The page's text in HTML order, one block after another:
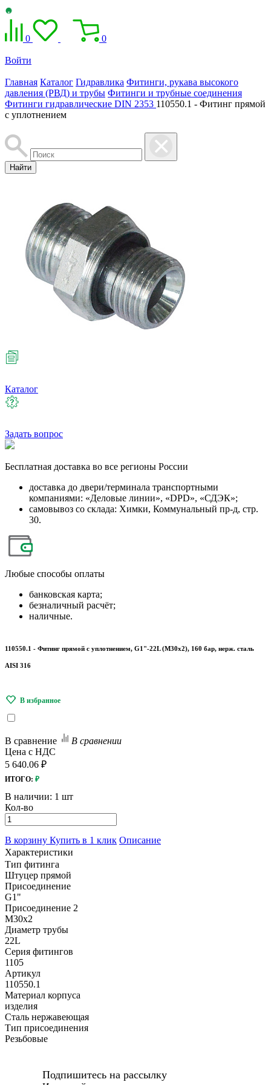
0 0
Войти
Главная Каталог Гидравлика Фитинги, рукава высокого
давления (РВД) и трубы Фитинги и трубные соединения
Фитинги гидравлические DIN 2353 110550.1 - Фитинг прямой
с уплотнением
Найти
Каталог
Задать вопрос
Бесплатная доставка во все регионы России
доставка до двери/терминала транспортными
компаниями: «Деловые линии», «DPD», «СДЭК»;
самовывоз со склада: Химки, Коммунальный пр-д, стр.
30.
Любые способы оплаты
банковская карта;
безналичный расчёт;
наличные.
110550.1 - Фитинг прямой с уплотнением, G1"-22L (М30х2), 160 бар, нерж. сталь
AISI 316
В сравнение
В сравнении
Цена с НДС
5 640.06 ₽
ИТОГО: ₽
В наличии: 1 шт
Кол-во
В корзину Купить в 1 клик Описание
Характеристики
Тип фитинга
Штуцер прямой
Присоединение
G1"
Присоединение 2
M30x2
Диаметр трубы
22L
Серия фитингов
1105
Артикул
110550.1
Материал корпуса
изделия
Сталь нержавеющая
Тип присоединения
Резьбовые
Подпишитесь на рассылку